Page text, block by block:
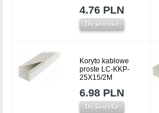
4.76 PLN
Do koszyka
Koryto kablowe
proste LC-KKP-
25X15/2M
6.98 PLN
Do koszyka